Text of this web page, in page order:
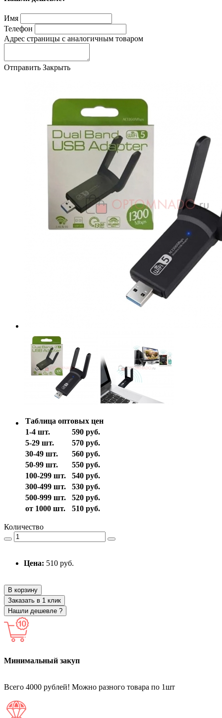
Имя
Телефон
Адрес страницы с аналогичным товаром
Отправить Закрыть
Таблица оптовых цен
1-4 шт.
590 руб.
5-29 шт.
570 руб.
30-49 шт.
560 руб.
50-99 шт.
550 руб.
100-299 шт.
540 руб.
300-499 шт.
530 руб.
500-999 шт.
520 руб.
от 1000 шт.
510 руб.
Количество
Цена: 510 руб.
В корзину
Заказать в 1 клик
Нашли дешевле ?
Минимальный закуп
Всего 4000 рублей! Можно разного товара по 1шт